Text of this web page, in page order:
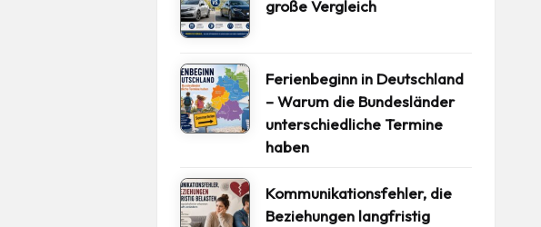
große Vergleich
Ferienbeginn in Deutschland
– Warum die Bundesländer
unterschiedliche Termine
haben
Kommunikationsfehler, die
Beziehungen langfristig